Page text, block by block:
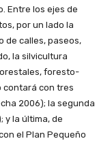
Entre los ejes de
por un lado la
de calles, paseos,
la silvicultura
foresto-
contará con tres
2006); la segunda
y la última, de
el Plan Pequeño